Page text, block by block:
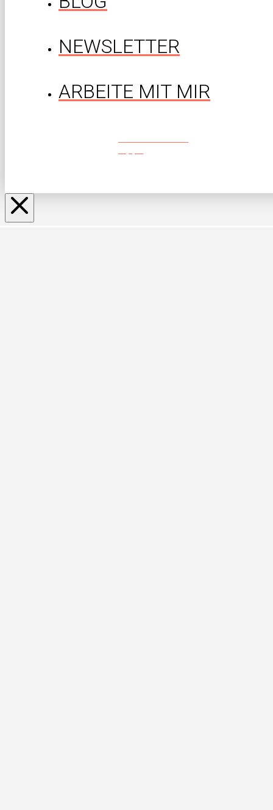
NEWSLETTER
ARBEITE MIT MIR